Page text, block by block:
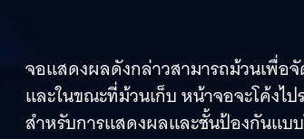
จอแสดงผลดังกล่าวสามารถม้วนเพื่อ
และในขณะที่ม้วนเก็บ หน้าจอจะโค้งไ
สำหรับการแสดงผลและชั้นป้องกันแบบ